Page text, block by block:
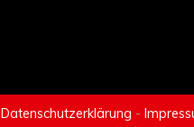
Datenschutzerklärung -